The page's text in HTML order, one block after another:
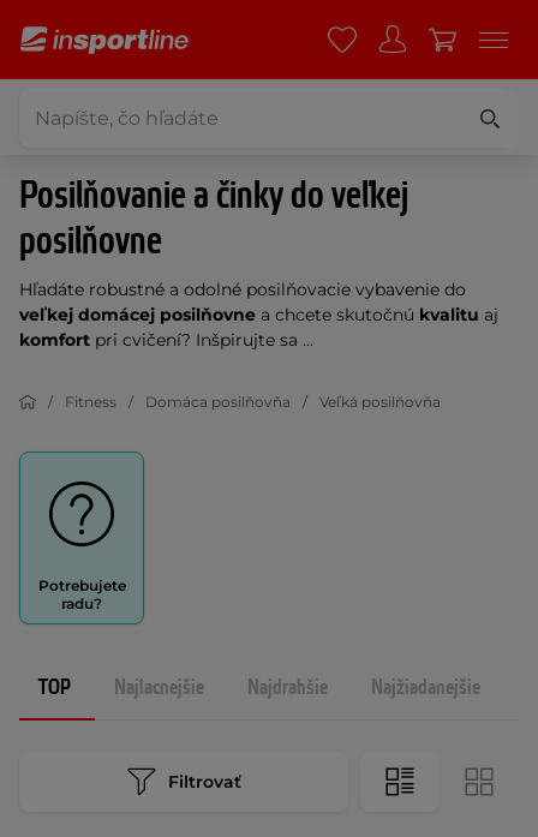
Posilňovanie a činky do veľkej
posilňovne
Hľadáte robustné a odolné posilňovacie vybavenie do
veľkej domácej posilňovne a chcete skutočnú kvalitu aj
komfort pri cvičení? Inšpirujte sa ...
Fitness Domáca posilňovňa Veľká posilňovňa
Potrebujete
radu?
TOP Najlacnejšie Najdrahšie Najžiadanejšie
Filtrovať